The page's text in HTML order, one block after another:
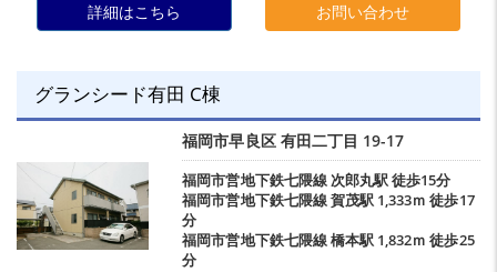
詳細はこちら お問い合わせ
グランシード有田 C棟
福岡市早良区 有田二丁目 19-17
福岡市営地下鉄七隈線 次郎丸駅徒歩15分
福岡市営地下鉄七隈線賀茂駅 1,333ｍ 徒歩17
分
福岡市営地下鉄七隈線橋本駅 1,832ｍ 徒歩25
分